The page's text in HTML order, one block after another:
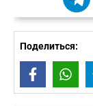
Поделиться:
Facebook